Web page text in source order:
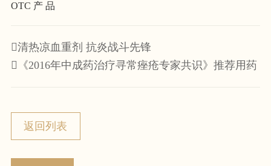
OTC 产 品
清热凉血重剂 抗炎战斗先锋
《2016年中成药治疗寻常痤疮专家共识》推荐用药
返回列表